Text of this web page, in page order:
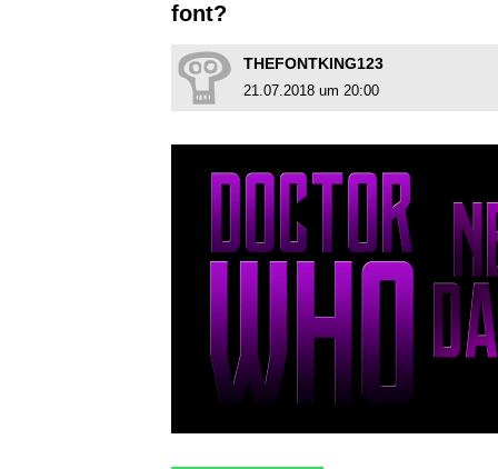
font?
THEFONTKING123
21.07.2018 um 20:00